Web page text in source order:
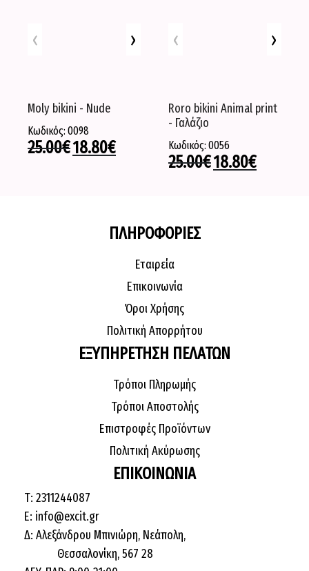
‹ ›
Moly bikini - Nude
Κωδικός: 0098
25.00€18.80€
‹ ›
Roro bikini Αnimal print
- Γαλάζιο
Κωδικός: 0056
25.00€18.80€
ΠΛΗΡΟΦΟΡΙΕΣ
Εταιρεία
Επικοινωνία
Όροι Χρήσης
Πολιτική Απορρήτου
ΕΞΥΠΗΡΕΤΗΣΗ ΠΕΛΑΤΩΝ
Τρόποι Πληρωμής
Τρόποι Αποστολής
Επιστροφές Προϊόντων
Πολιτική Ακύρωσης
ΕΠΙΚΟΙΝΩΝΙΑ
Τ: 2311244087
E: info@excit.gr
Δ: Αλεξάνδρου Μπινιώρη, Νεάπολη,
Θεσσαλονίκη, 567 28